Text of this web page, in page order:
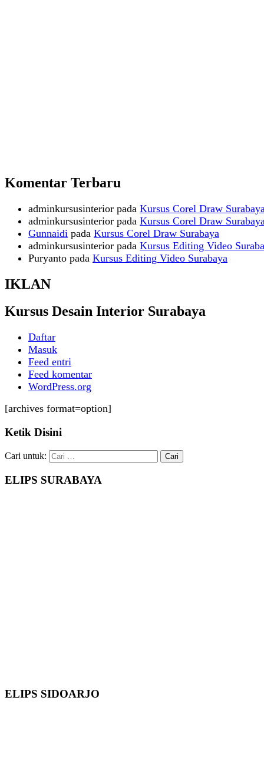
Komentar Terbaru
adminkursusinterior pada Kursus Corel Draw
adminkursusinterior pada Kursus Corel Draw
Gunnaidi pada Kursus Corel Draw Surabaya
adminkursusinterior pada Kursus Editing Video
Puryanto pada Kursus Editing Video Surabaya
IKLAN
Kursus Desain Interior Surabaya
Daftar
Masuk
Feed entri
Feed komentar
WordPress.org
[archives format=option]
Ketik Disini
Cari untuk:
ELIPS SURABAYA
ELIPS SIDOARJO